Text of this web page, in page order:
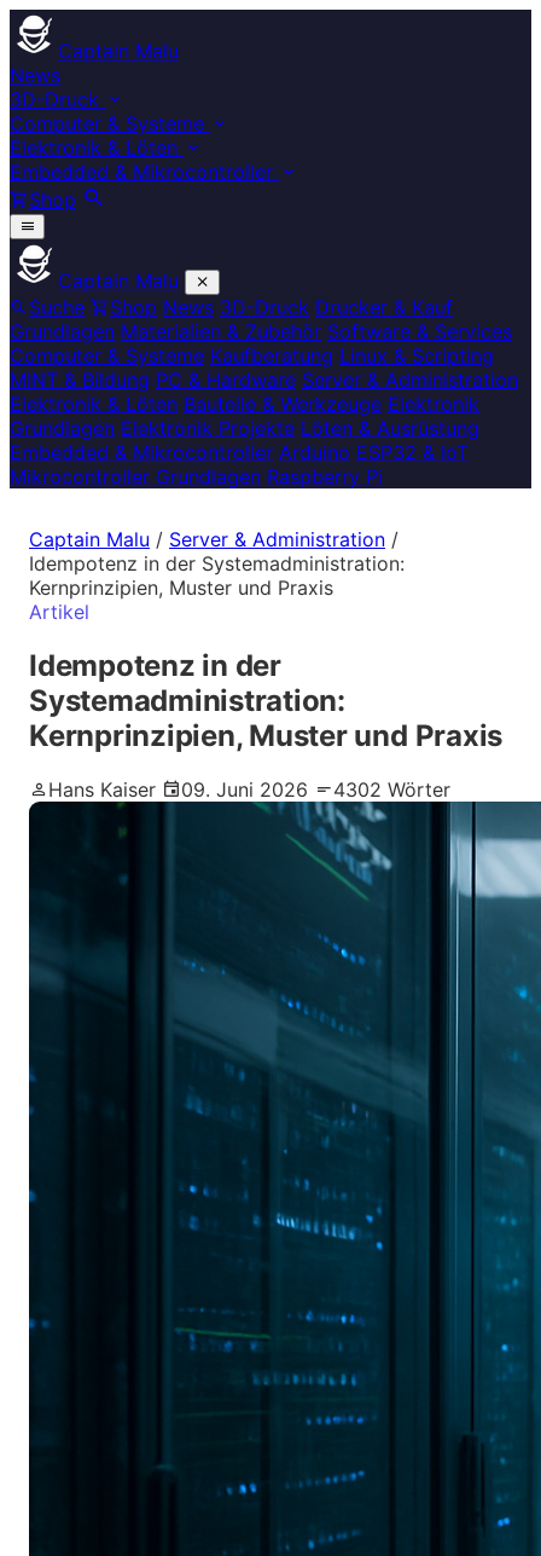
Captain Malu
News
3D-Druck
Computer & Systeme
Elektronik & Löten
Embedded & Mikrocontroller
Shop
Captain Malu
Suche
Shop News 3D-Druck Drucker & Kauf
Grundlagen Materialien & Zubehör Software & Services
Computer & Systeme Kaufberatung Linux & Scripting
MINT & Bildung PC & Hardware Server & Administration
Elektronik & Löten Bauteile & Werkzeuge Elektronik
Grundlagen Elektronik Projekte Löten & Ausrüstung
Embedded & Mikrocontroller Arduino ESP32 & IoT
Mikrocontroller Grundlagen Raspberry Pi
Captain Malu / Server & Administration /
Idempotenz in der Systemadministration:
Kernprinzipien, Muster und Praxis
Artikel
Idempotenz in der
Systemadministration:
Kernprinzipien, Muster und Praxis
Hans Kaiser 09. Juni 2026 4302 Wörter